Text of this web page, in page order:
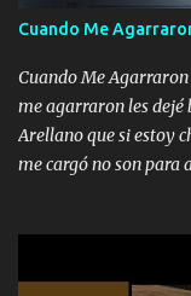
Cuando Me
Cuando Me
me agarraron les
Arellano que si estoy
me cargó no son para
Yo Soy El De Las